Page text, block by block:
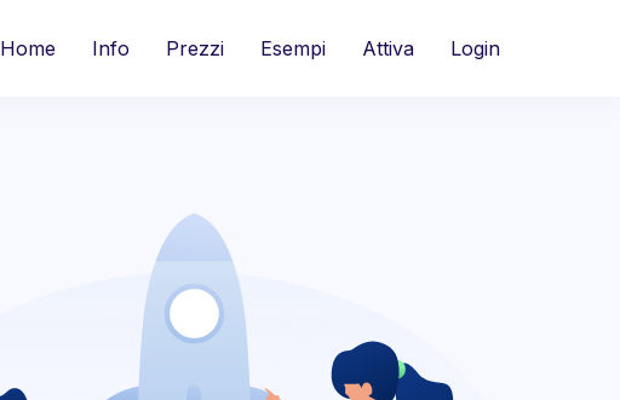
Home Info Prezzi Esempi Attiva Login